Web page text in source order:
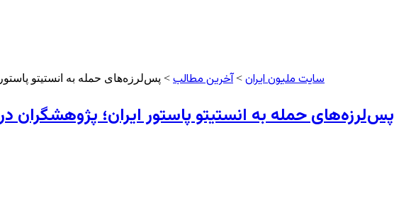
سایت ملیون ایران >آخرین مطالب > پس‌لرزه‌های حمله به انستیتو
پس‌لرزه‌های حمله به انستیتو پاستور ایران؛ پژوهشگران